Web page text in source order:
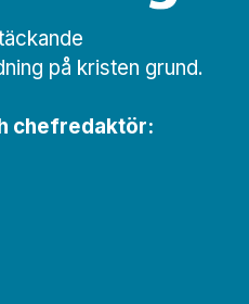
på kristen grund.
chef­redaktör: